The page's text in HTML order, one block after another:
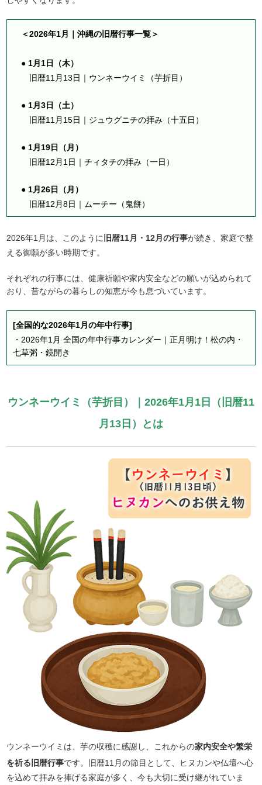
＜2026年1月｜沖縄の旧暦行事一覧＞
● 1月1日（木）
旧暦11月13日｜ウンネーウイミ（芋折目）
● 1月3日（土）
旧暦11月15日｜ジュウグニチの拝み（十五日）
● 1月19日（月）
旧暦12月1日｜チィタチの拝み（一日）
● 1月26日（月）
旧暦12月8日｜ムーチー（鬼餅）
2026年1月は、このように 旧暦11月・12月の行事が続き、家庭で整
える御願が多い時期です。
それぞれの行事には、健康祈願や家内安全などの願いが込められて
おり、昔ながらの暮らしの知恵が今も息づいています。
[全国的な2026年1月の年中行事]
・ 2026年1月 全国の年中行事カレンダー｜正月明け！松の内・
七草粥・鏡開き
ウンネーウイミ（芋折目）｜2026年1月1日（旧暦11
月13日）とは
ウンネーウイミは、芋の収穫に感謝し、これからの家内安全や繁栄
を祈る旧暦行事です。旧暦11月の節目として、ヒヌカンや仏壇へ心
を込めて拝みを捧げる家庭が多く、今も大切に受け継がれていま